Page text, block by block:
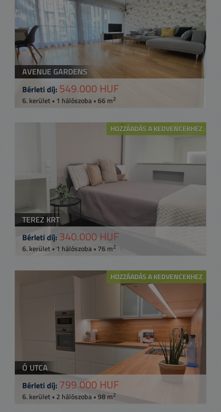
AVENUE GARDENS
Bérleti díj: 549.000 HUF
6. kerület • 1 hálószoba • 66 m2
HOZZÁADÁS A KEDVENCEKHEZ
TEREZ KRT
Bérleti díj: 340.000 HUF
6. kerület • 1 hálószoba • 76 m2
HOZZÁADÁS A KEDVENCEKHEZ
Ó UTCA
Bérleti díj: 799.000 HUF
6. kerület • 2 hálószoba • 98 m2